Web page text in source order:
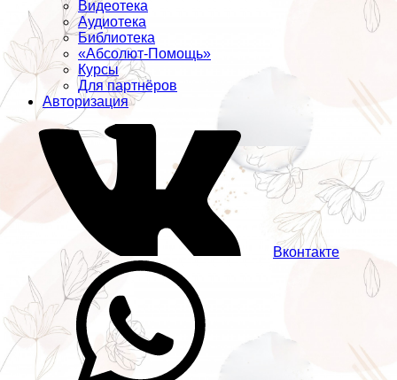
Видеотека
Аудиотека
Библиотека
«Абсолют-Помощь»
Курсы
Для партнёров
Авторизация
Вконтакте